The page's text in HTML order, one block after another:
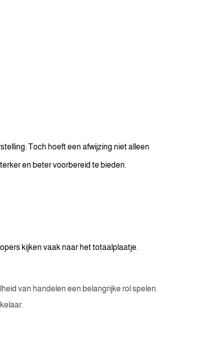
Toch hoeft een afwijzing niet alleen
en beter voorbereid te bieden.
kijken vaak naar het totaalplaatje.
van handelen een belangrijke rol spelen.